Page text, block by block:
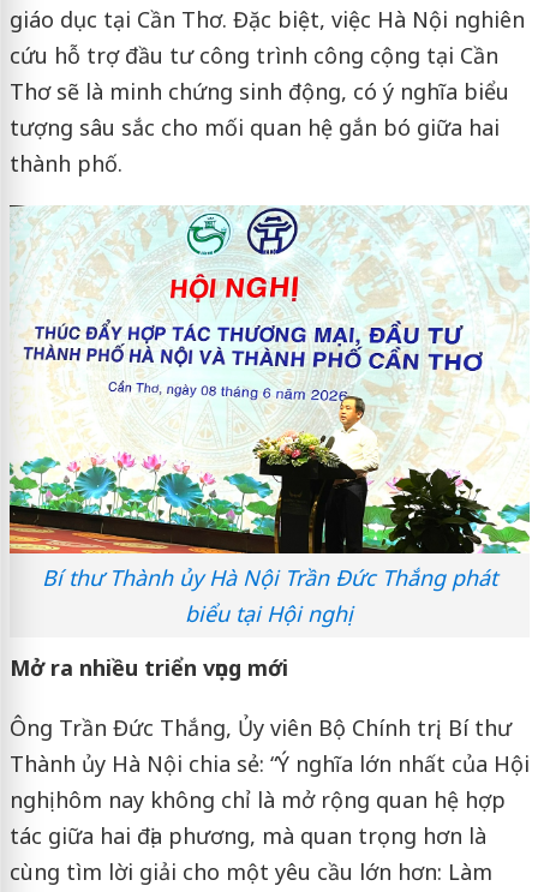
giáo dục tại Cần Thơ. Đặc biệt, việc Hà Nội nghiên
cứu hỗ trợ đầu tư công trình công cộng tại Cần
Thơ sẽ là minh chứng sinh động, có ý nghĩa biểu
tượng sâu sắc cho mối quan hệ gắn bó giữa hai
thành phố.
Bí thư Thành ủy Hà Nội Trần Đức Thắng phát
biểu tại Hội nghị
Mở ra nhiều triển vọng mới
Ông Trần Đức Thắng, Ủy viên Bộ Chính trị, Bí thư
Thành ủy Hà Nội chia sẻ: “Ý nghĩa lớn nhất của Hội
nghị hôm nay không chỉ là mở rộng quan hệ hợp
tác giữa hai địa phương, mà quan trọng hơn là
cùng tìm lời giải cho một yêu cầu lớn hơn: Làm